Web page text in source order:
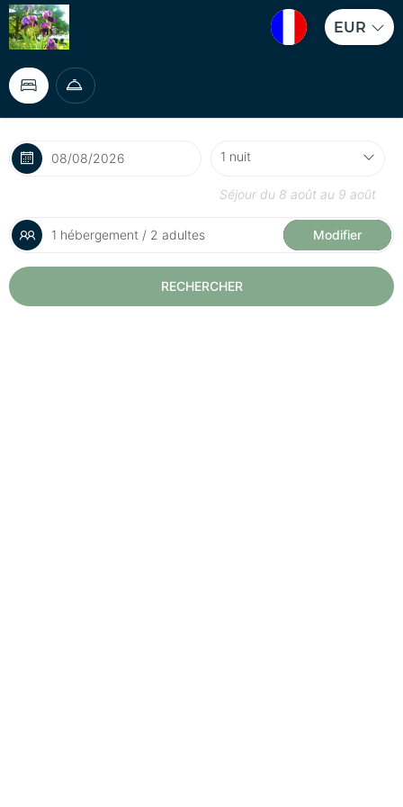
EUR
Séjour du 8 août au 9 août
1 hébergement / 2 adultes Modifier